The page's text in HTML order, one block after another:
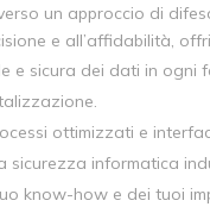
un approccio di
e all’affidabilità,
e sicura dei dati in ogni
ottimizzati e
sicurezza informatica
know-how e dei tuoi